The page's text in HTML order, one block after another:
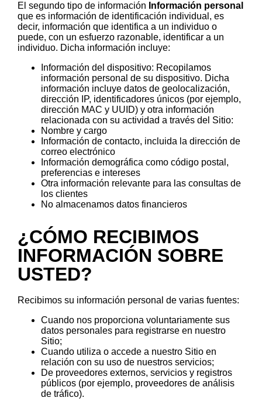
El segundo tipo de información Información personal
que es información de identificación individual, es
decir, información que identifica a un individuo o
puede, con un esfuerzo razonable, identificar a un
individuo. Dicha información incluye:
Información del dispositivo: Recopilamos
información personal de su dispositivo. Dicha
información incluye datos de geolocalización,
dirección IP, identificadores únicos (por ejemplo,
dirección MAC y UUID) y otra información
relacionada con su actividad a través del Sitio:
Nombre y cargo
Información de contacto, incluida la dirección de
correo electrónico
Información demográfica como código postal,
preferencias e intereses
Otra información relevante para las consultas de
los clientes
No almacenamos datos financieros
¿CÓMO RECIBIMOS
INFORMACIÓN SOBRE
USTED?
Recibimos su información personal de varias fuentes:
Cuando nos proporciona voluntariamente sus
datos personales para registrarse en nuestro
Sitio;
Cuando utiliza o accede a nuestro Sitio en
relación con su uso de nuestros servicios;
De proveedores externos, servicios y registros
públicos (por ejemplo, proveedores de análisis
de tráfico).